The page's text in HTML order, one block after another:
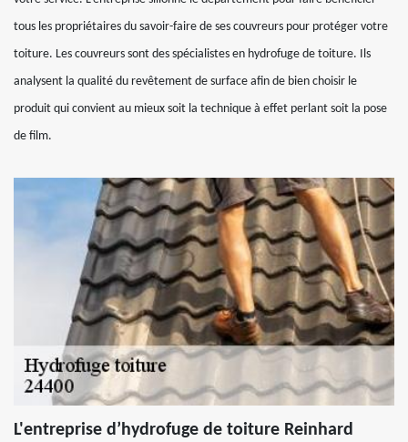
tous les propriétaires du savoir-faire de ses couvreurs pour protéger votre
toiture. Les couvreurs sont des spécialistes en hydrofuge de toiture. Ils
analysent la qualité du revêtement de surface afin de bien choisir le
produit qui convient au mieux soit la technique à effet perlant soit la pose
de film.
L'entreprise d’hydrofuge de toiture Reinhard